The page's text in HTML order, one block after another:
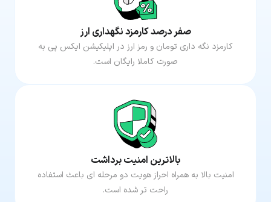
صفر درصد کارمزد نگهداری ارز
کارمزد نگه داری تومان و رمز ارز در اپلیکیشن ایکس پی به
صورت کاملا رایگان است.
بالاترین امنیت برداشت
امنیت بالا به همراه احراز هویت دو مرحله ای باعث استفاده
راحت تر شده است.